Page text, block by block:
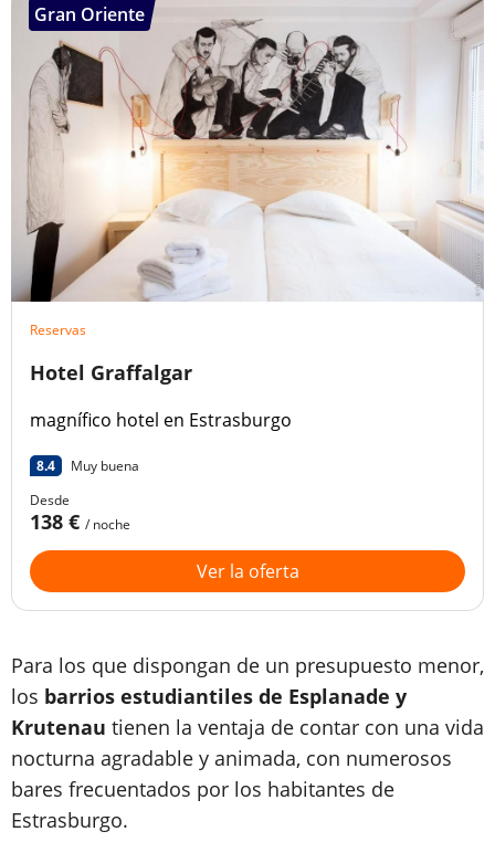
Gran Oriente
Reservas
Hotel Graffalgar
magnífico hotel en Estrasburgo
8.4
Muy buena
Desde
138 € / noche
Ver la oferta
Para los que dispongan de un presupuesto menor,
los barrios estudiantiles de Esplanade y
Krutenau tienen la ventaja de contar con una vida
nocturna agradable y animada, con numerosos
bares frecuentados por los habitantes de
Estrasburgo.